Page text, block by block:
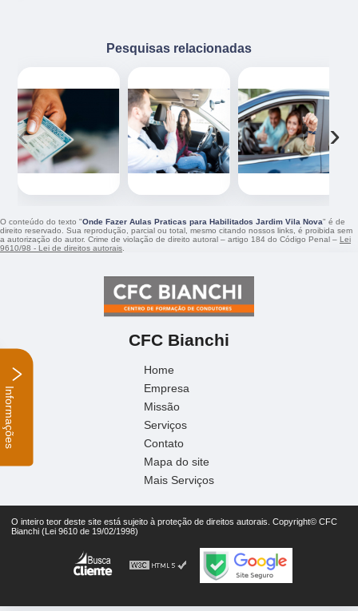
Pesquisas relacionadas
‹ ›
O conteúdo do texto "Onde Fazer Aulas Praticas para Habilitados Jardim Vila Nova" é de
direito reservado. Sua reprodução, parcial ou total, mesmo citando nossos links, é proibida sem
a autorização do autor. Crime de violação de direito autoral – artigo 184 do Código Penal – Lei
9610/98 - Lei de direitos autorais
CFC Bianchi
Home
Empresa
Missão
Serviços
Contato
Mapa do site
Mais Serviços
O inteiro teor deste site está sujeito à proteção de direitos autorais. Copyright© CFC
Bianchi (Lei 9610 de 19/02/1998)
Informações